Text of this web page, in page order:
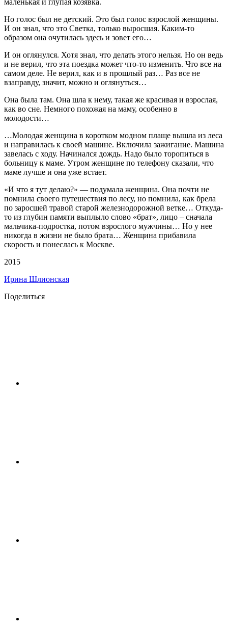
Но голос был не детский. Это был голос взрослой женщины.
И он знал, что это Светка, только выросшая. Каким-то
образом она очутилась здесь и зовет его…
И он оглянулся. Хотя знал, что делать этого нельзя. Но он ведь
и не верил, что эта поездка может что-то изменить. Что все на
самом деле. Не верил, как и в прошлый раз… Раз все не
взаправду, значит, можно и оглянуться…
Она была там. Она шла к нему, такая же красивая и взрослая,
как во сне. Немного похожая на маму, особенно в
молодости…
…Молодая женщина в коротком модном плаще вышла из леса
и направилась к своей машине. Включила зажигание. Машина
завелась с ходу. Начинался дождь. Надо было торопиться в
больницу к маме. Утром женщине по телефону сказали, что
маме лучше и она уже встает.
«И что я тут делаю?» — подумала женщина. Она почти не
помнила своего путешествия по лесу, но помнила, как брела
по заросшей травой старой железнодорожной ветке… Откуда-
то из глубин памяти выплыло слово «брат», лицо – сначала
мальчика-подростка, потом взрослого мужчины… Но у нее
никогда в жизни не было брата… Женщина прибавила
скорость и понеслась к Москве.
2015
Ирина Шлионская
Поделиться